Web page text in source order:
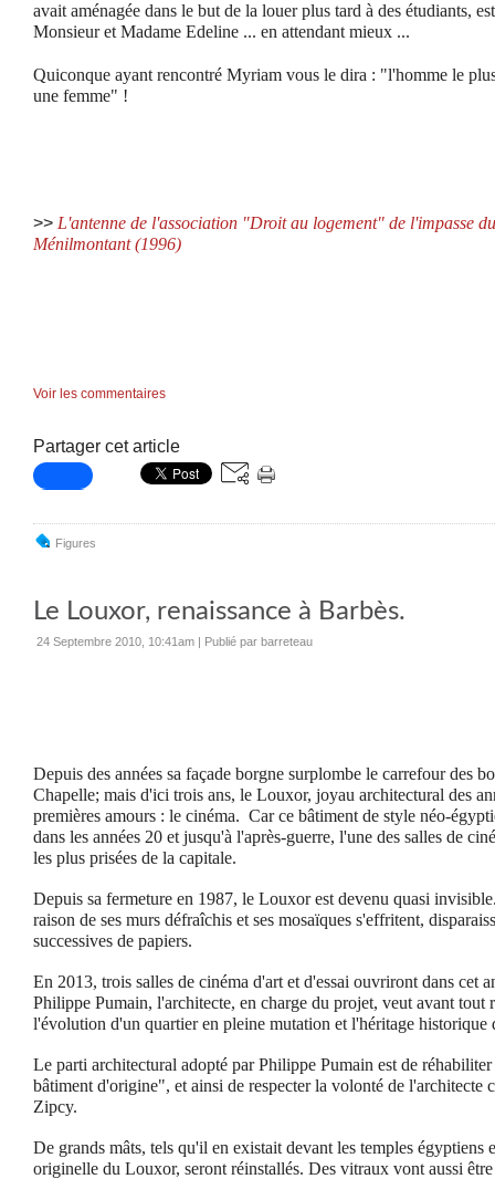
avait aménagée dans le but de la louer plus tard à des étudiants,
Monsieur et Madame Edeline ... en attendant mieux ...
Quiconque ayant rencontré Myriam vous le dira : "l'homme le
une femme" !
>> L'antenne de l'association "Droit au logement" de l'impasse
Ménilmontant (1996)
Voir les commentaires
Partager cet article
Figures
Le Louxor, renaissance à Barbès.
24 Septembre 2010, 10:41am | Publié par barreteau
Depuis des années sa façade borgne surplombe le carrefour des
Chapelle; mais d'ici trois ans, le Louxor, joyau architectural des
premières amours : le cinéma. Car ce bâtiment de style néo-
dans les années 20 et jusqu'à l'après-guerre, l'une des salles de
les plus prisées de la capitale.
Depuis sa fermeture en 1987, le Louxor est devenu quasi
raison de ses murs défraîchis et ses mosaïques s'effritent,
successives de papiers.
En 2013, trois salles de cinéma d'art et d'essai ouvriront dans cet
Philippe Pumain, l'architecte, en charge du projet, veut avant tout
l'évolution d'un quartier en pleine mutation et l'héritage historique
Le parti architectural adopté par Philippe Pumain est de
bâtiment d'origine", et ainsi de respecter la volonté de l'architecte
Zipcy.
De grands mâts, tels qu'il en existait devant les temples égyptiens
originelle du Louxor, seront réinstallés. Des vitraux vont aussi